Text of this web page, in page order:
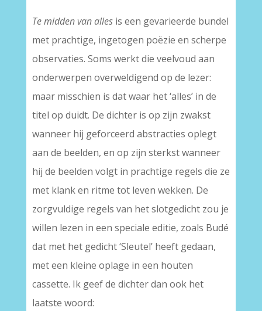
Te midden van allesis een gevarieerde bundel
met prachtige, ingetogen poëzie en scherpe
observaties. Soms werkt die veelvoud aan
onderwerpen overweldigend op de lezer:
maar misschien is dat waar het ‘alles’ in de
titel op duidt. De dichter is op zijn zwakst
wanneer hij geforceerd abstracties oplegt
aan de beelden, en op zijn sterkst wanneer
hij de beelden volgt in prachtige regels die ze
met klank en ritme tot leven wekken. De
zorgvuldige regels van het slotgedicht zou je
willen lezen in een speciale editie, zoals Budé
dat met het gedicht ‘Sleutel’ heeft gedaan,
met een kleine oplage in een houten
cassette. Ik geef de dichter dan ook het
laatste woord: